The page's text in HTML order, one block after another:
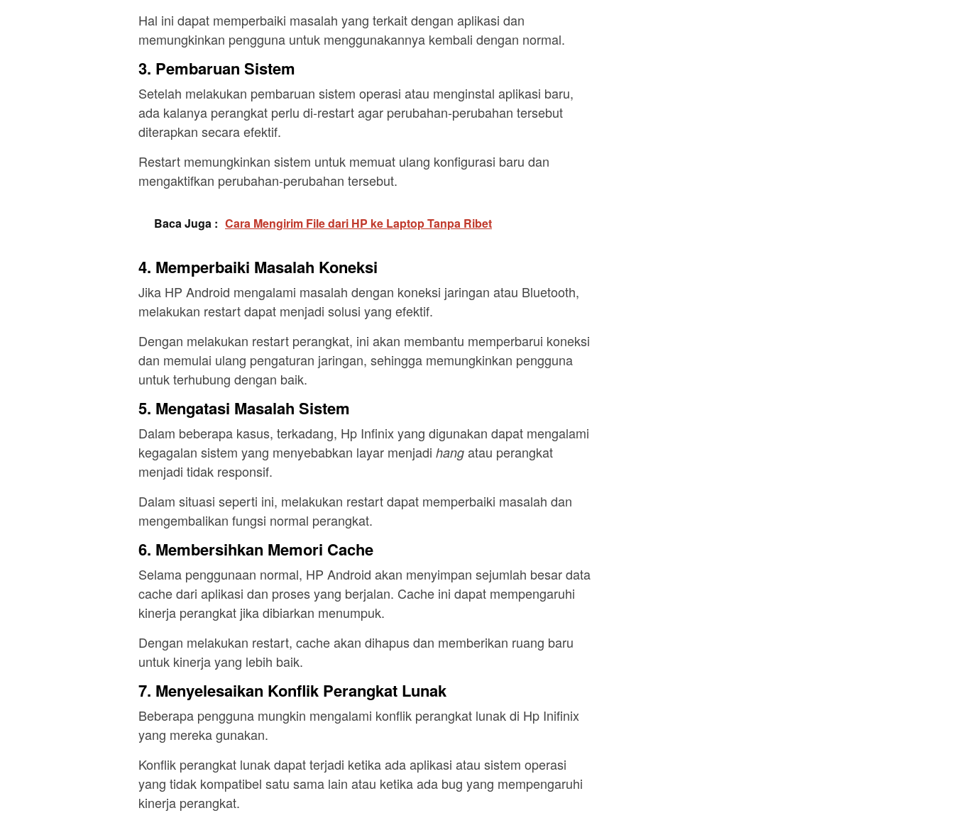
Hal ini dapat memperbaiki masalah yang terkait dengan aplikasi dan
memungkinkan pengguna untuk menggunakannya kembali dengan normal.
3. Pembaruan Sistem
Setelah melakukan pembaruan sistem operasi atau menginstal aplikasi baru,
ada kalanya perangkat perlu di-restart agar perubahan-perubahan tersebut
diterapkan secara efektif.
Restart memungkinkan sistem untuk memuat ulang konfigurasi baru dan
mengaktifkan perubahan-perubahan tersebut.
Baca Juga : Cara Mengirim File dari HP ke Laptop Tanpa Ribet
4. Memperbaiki Masalah Koneksi
Jika HP Android mengalami masalah dengan koneksi jaringan atau Bluetooth,
melakukan restart dapat menjadi solusi yang efektif.
Dengan melakukan restart perangkat, ini akan membantu memperbarui koneksi
dan memulai ulang pengaturan jaringan, sehingga memungkinkan pengguna
untuk terhubung dengan baik.
5. Mengatasi Masalah Sistem
Dalam beberapa kasus, terkadang, Hp Infinix yang digunakan dapat mengalami
kegagalan sistem yang menyebabkan layar menjadi hang atau perangkat
menjadi tidak responsif.
Dalam situasi seperti ini, melakukan restart dapat memperbaiki masalah dan
mengembalikan fungsi normal perangkat.
6. Membersihkan Memori Cache
Selama penggunaan normal, HP Android akan menyimpan sejumlah besar data
cache dari aplikasi dan proses yang berjalan. Cache ini dapat mempengaruhi
kinerja perangkat jika dibiarkan menumpuk.
Dengan melakukan restart, cache akan dihapus dan memberikan ruang baru
untuk kinerja yang lebih baik.
7. Menyelesaikan Konflik Perangkat Lunak
Beberapa pengguna mungkin mengalami konflik perangkat lunak di Hp Inifinix
yang mereka gunakan.
Konflik perangkat lunak dapat terjadi ketika ada aplikasi atau sistem operasi
yang tidak kompatibel satu sama lain atau ketika ada bug yang mempengaruhi
kinerja perangkat.